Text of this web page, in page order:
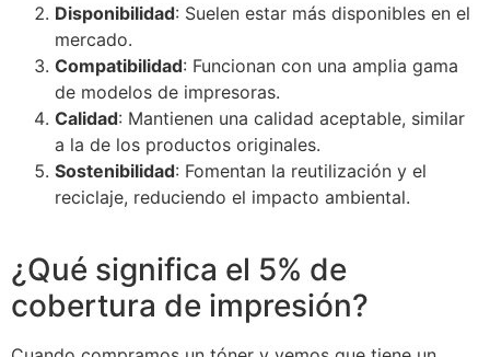
Disponibilidad: Suelen estar más disponibles en el
mercado.
Compatibilidad: Funcionan con una amplia gama
de modelos de impresoras.
Calidad: Mantienen una calidad aceptable, similar
a la de los productos originales.
Sostenibilidad: Fomentan la reutilización y el
reciclaje, reduciendo el impacto ambiental.
¿Qué significa el 5% de
cobertura de impresión?